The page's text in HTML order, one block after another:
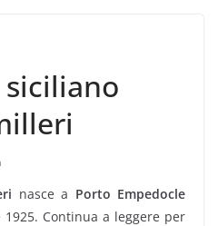
nasce a Porto Empedocle
Continua a leggere per